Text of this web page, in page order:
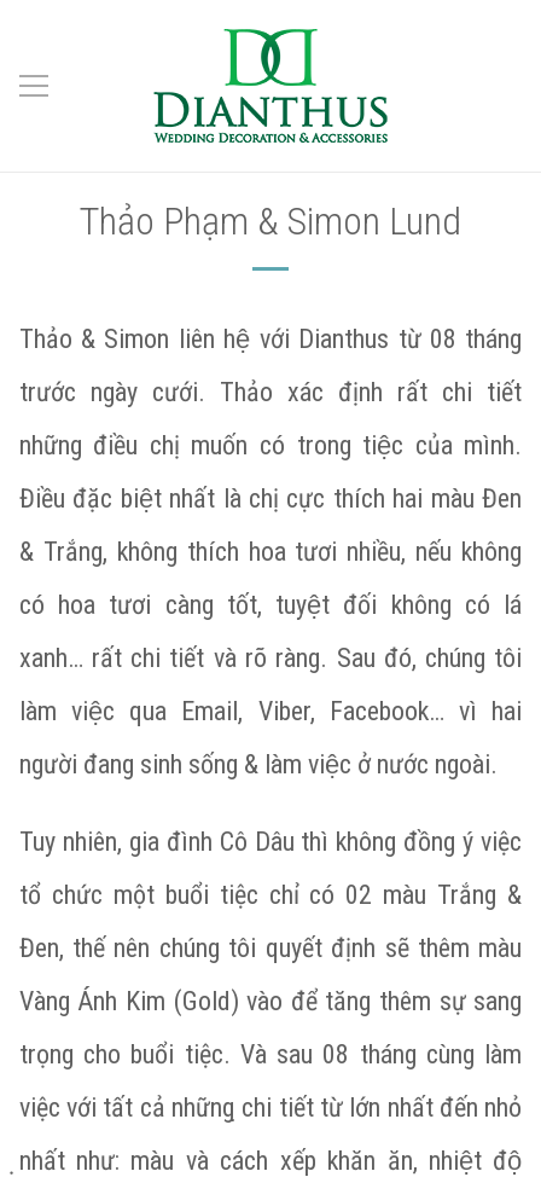
Thảo Phạm & Simon Lund
Thảo & Simon liên hệ với Dianthus từ 08 tháng
trước ngày cưới. Thảo xác định rất chi tiết
những điều chị muốn có trong tiệc của mình.
Điều đặc biệt nhất là chị cực thích hai màu Đen
& Trắng, không thích hoa tươi nhiều, nếu không
có hoa tươi càng tốt, tuyệt đối không có lá
xanh… rất chi tiết và rõ ràng. Sau đó, chúng tôi
làm việc qua Email, Viber, Facebook… vì hai
người đang sinh sống & làm việc ở nước ngoài.
Tuy nhiên, gia đình Cô Dâu thì không đồng ý việc
tổ chức một buổi tiệc chỉ có 02 màu Trắng &
Đen, thế nên chúng tôi quyết định sẽ thêm màu
Vàng Ánh Kim (Gold) vào để tăng thêm sự sang
trọng cho buổi tiệc. Và sau 08 tháng cùng làm
việc với tất cả những ̣chi tiết từ lớn nhất đến nhỏ
̣nhất như: màu và cách xếp khăn ăn, nhiệt độ